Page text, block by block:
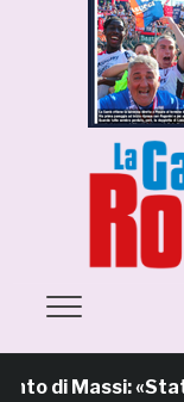
di Massi: